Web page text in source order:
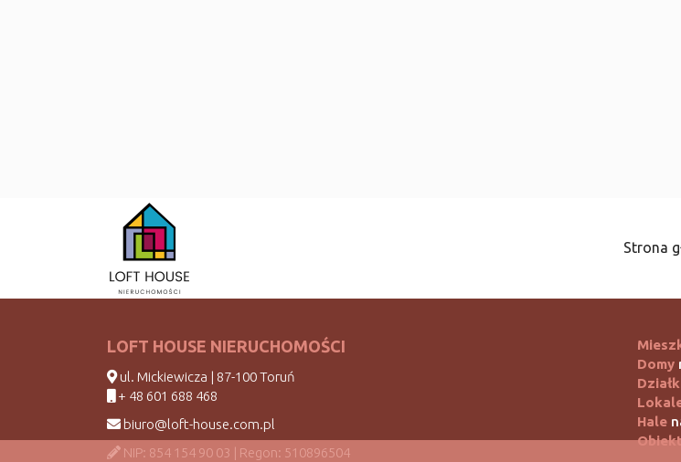
Strona
LOFT HOUSE NIERUCHOMOŚCI
ul. Mickiewicza | 87-100 Toruń
+ 48 601 688 468
biuro@loft-house.com.pl
NIP: 854 154 90 03 | Regon: 510896504
Domy
Hale